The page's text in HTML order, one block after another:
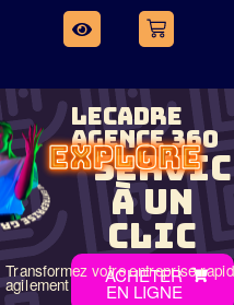
LECADRE
AGENCE 360
À UN
CLIC
ACHETER
EN LIGNE
Transformez votre entreprise
agilement